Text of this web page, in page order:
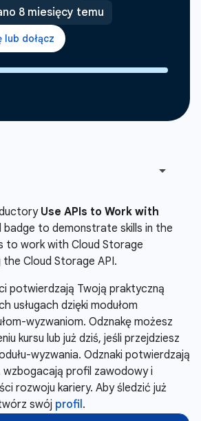
8 miesięcy temu
Use APIs to Work with
badge to demonstrate skills in the
to work with Cloud Storage
Cloud Storage API.
potwierdzają Twoją praktyczną
usługach dzięki modułom
wyzwaniom. Odznakę możesz
kursu lub już dziś, jeśli przejdziesz
wyzwania. Odznaki potwierdzają
wzbogacają profil zawodowy i
rozwoju kariery. Aby śledzić już
swój profil.